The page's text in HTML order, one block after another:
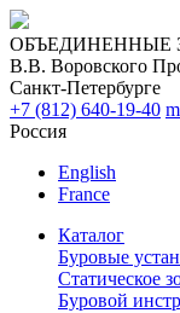
ОБЪЕДИНЕННЫЕ
В.В. Воровского
Санкт-Петербурге
+7 (812) 640-19-40
Россия
English
France
Каталог
Буровые
Статическое
Буровой